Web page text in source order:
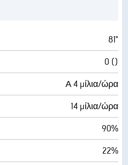
81°
0 ()
Α 4 μίλια/ώρα
14 μίλια/ώρα
90%
22%